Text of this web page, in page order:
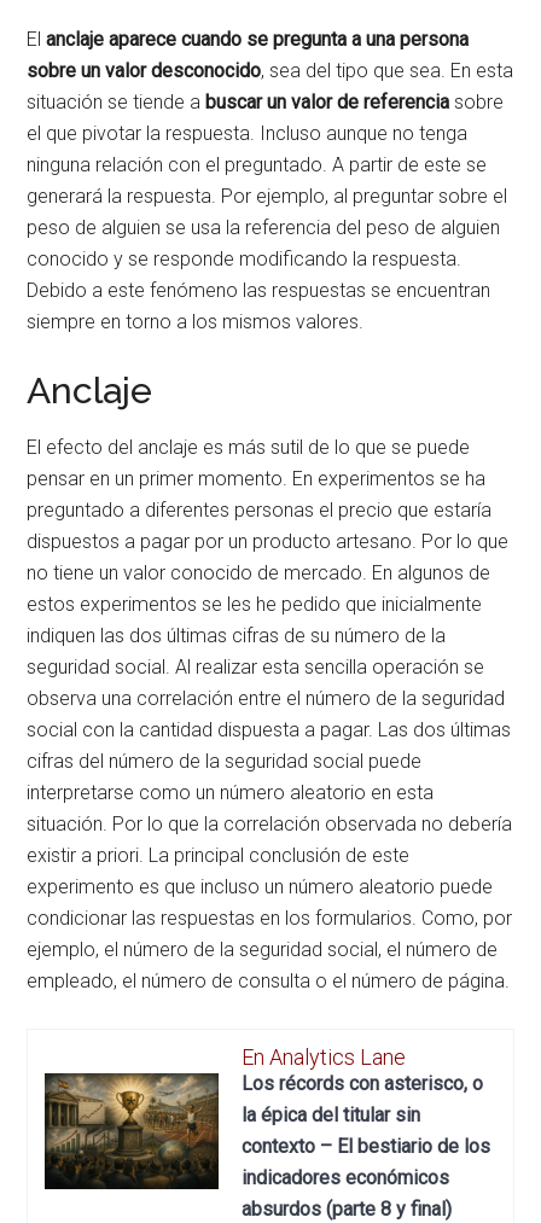
Elanclaje aparece cuando se pregunta a una persona
sobre un valor desconocido, sea del tipo que sea. En esta
situación se tiende abuscar un valor de referencia sobre
el que pivotar la respuesta. Incluso aunque no tenga
ninguna relación con el preguntado. A partir de este se
generará la respuesta. Por ejemplo, al preguntar sobre el
peso de alguien se usa la referencia del peso de alguien
conocido y se responde modificando la respuesta.
Debido a este fenómeno las respuestas se encuentran
siempre en torno a los mismos valores.
Anclaje
El efecto del anclaje es más sutil de lo que se puede
pensar en un primer momento. En experimentos se ha
preguntado a diferentes personas el precio que estaría
dispuestos a pagar por un producto artesano. Por lo que
no tiene un valor conocido de mercado. En algunos de
estos experimentos se les he pedido que inicialmente
indiquen las dos últimas cifras de su número de la
seguridad social. Al realizar esta sencilla operación se
observa una correlación entre el número de la seguridad
social con la cantidad dispuesta a pagar. Las dos últimas
cifras del número de la seguridad social puede
interpretarse como un número aleatorio en esta
situación. Por lo que la correlación observada no debería
existir a priori. La principal conclusión de este
experimento es que incluso un número aleatorio puede
condicionar las respuestas en los formularios. Como, por
ejemplo, el número de la seguridad social, el número de
empleado, el número de consulta o el número de página.
En Analytics Lane
Los récords con asterisco, o
la épica del titular sin
contexto – El bestiario de los
indicadores económicos
absurdos (parte 8 y final)